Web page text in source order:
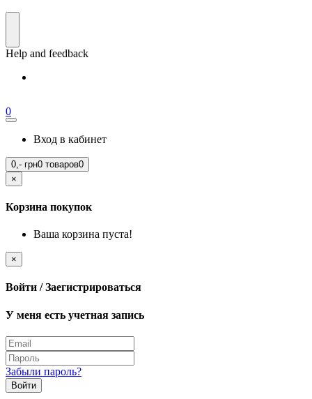
0
Вход в кабинет
0,- грн0 товаров0
×
Корзина покупок
Ваша корзина пуста!
×
Войти / Заегистрироваться
У меня есть учетная запись
Забыли пароль?
Войти